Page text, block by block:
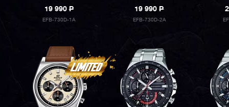
19 990P
EFB-730D-1A
19 990P
EFB-730D-2A